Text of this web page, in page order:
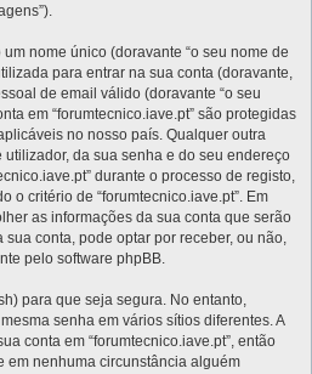
nome único (doravante “o seu nome de
para entrar na sua conta (doravante,
de email válido (doravante “o seu
em “forumtecnico.iave.pt” são protegidas
no nosso país. Qualquer outra
da sua senha e do seu endereço
durante o processo de registo,
o critério de “forumtecnico.iave.pt”. Em
as informações da sua conta que serão
conta, pode optar por receber, ou não,
pelo software phpBB.
para que seja segura. No entanto,
senha em vários sítios diferentes. A
conta em “forumtecnico.iave.pt”, então
em nenhuma circunstância alguém